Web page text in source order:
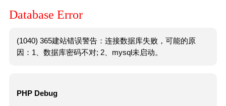
Database Error
(1040) 365建站错误警告：连接数据库失败，可能的原
因：1、数据库密码不对; 2、mysql未启动。
PHP Debug